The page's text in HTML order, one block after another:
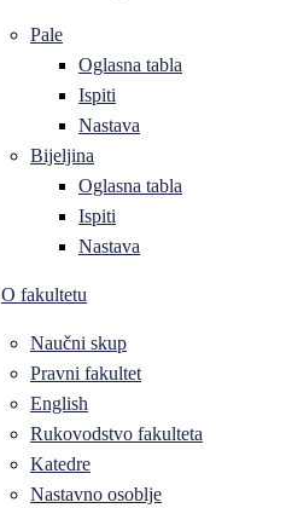
Pale
Oglasna tabla
Ispiti
Nastava
Bijeljina
Oglasna tabla
Ispiti
Nastava
O fakultetu
Naučni skup
Pravni fakultet
English
Rukovodstvo fakulteta
Katedre
Nastavno osoblje